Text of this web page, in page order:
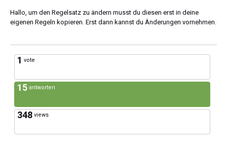
Hallo, um den Regelsatz zu ändern musst du diesen erst in deine
eigenen Regeln kopieren. Erst dann kannst du Änderungen vornehmen.
1 vote
15 antworten
348 views